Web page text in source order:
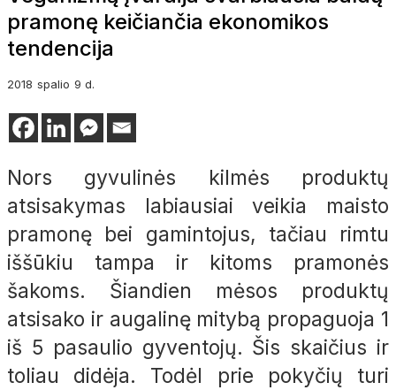
pramonę keičiančia ekonomikos
tendencija
2018 spalio 9 d.
Nors gyvulinės kilmės produktų
atsisakymas labiausiai veikia maisto
pramonę bei gamintojus, tačiau rimtu
iššūkiu tampa ir kitoms pramonės
šakoms. Šiandien mėsos produktų
atsisako ir augalinę mitybą propaguoja 1
iš 5 pasaulio gyventojų. Šis skaičius ir
toliau didėja. Todėl prie pokyčių turi